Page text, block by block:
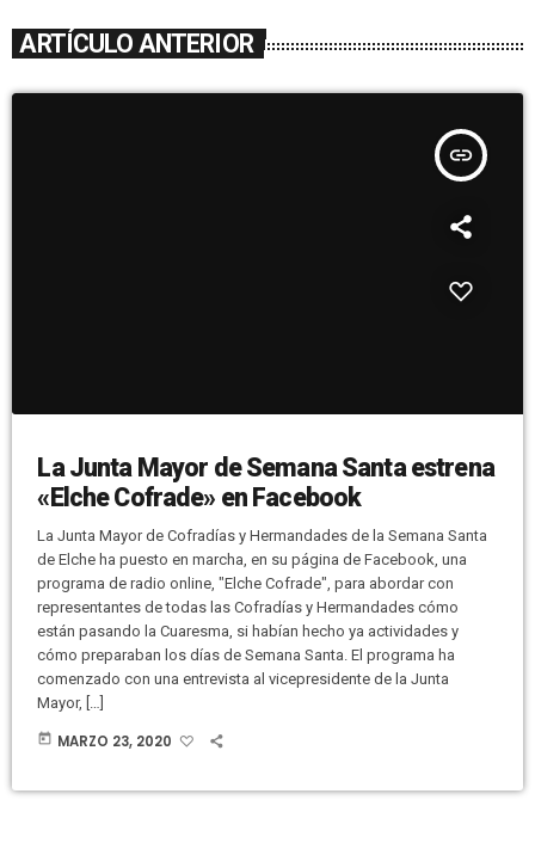
ARTÍCULO ANTERIOR
insert_link
La Junta Mayor de Semana Santa estrena
«Elche Cofrade» en Facebook
La Junta Mayor de Cofradías y Hermandades de la Semana Santa
de Elche ha puesto en marcha, en su página de Facebook, una
programa de radio online, "Elche Cofrade", para abordar con
representantes de todas las Cofradías y Hermandades cómo
están pasando la Cuaresma, si habían hecho ya actividades y
cómo preparaban los días de Semana Santa. El programa ha
comenzado con una entrevista al vicepresidente de la Junta
Mayor, […]
today MARZO 23, 2020